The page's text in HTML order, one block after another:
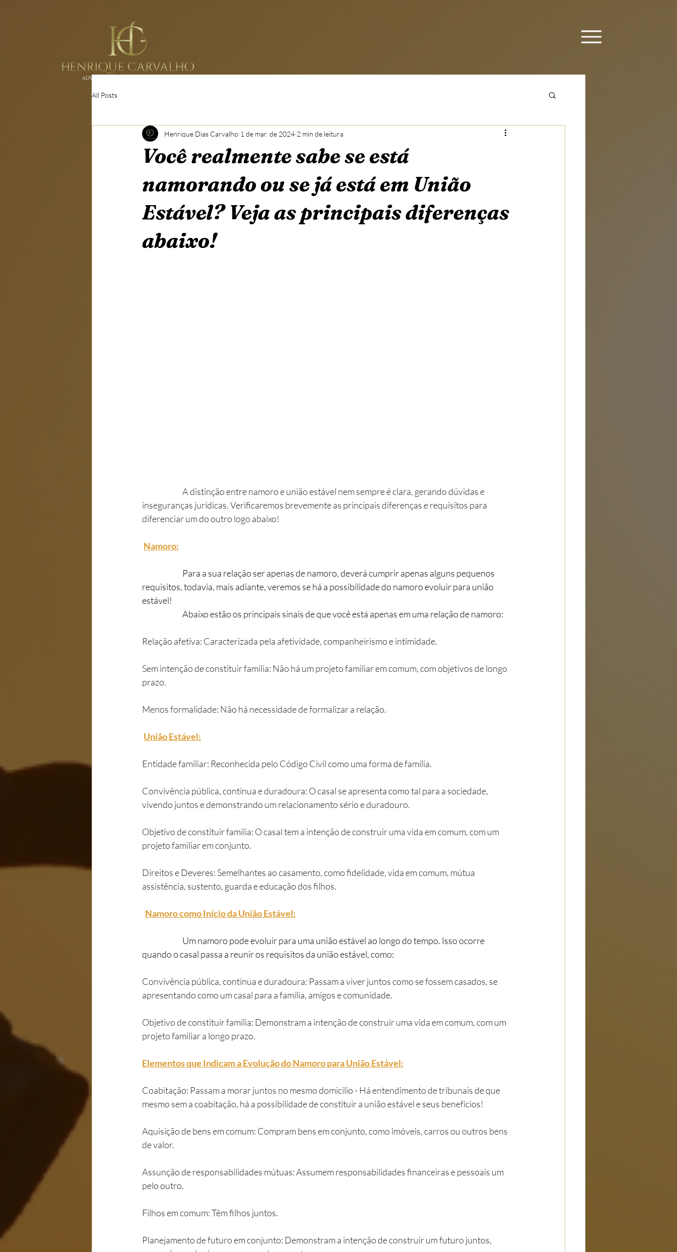
All Posts
Você realmente sabe se está
namorando ou se já está em União
Estável? Veja as principais diferenças
abaixo!
Henrique Dias Carvalho 1 de mar. de 2024 2 min de leitura
A distinção entre namoro e união estável nem sempre é clara, gerando dúvidas e
inseguranças jurídicas. Verificaremos brevemente as principais diferenças e requisitos para
diferenciar um do outro logo abaixo!
Namoro:
requisitos, todavia, mais adiante, veremos se há a possibilidade do namoro evoluir para união
estável!
	 	Abaixo estão os principais sinais de que você está apenas em uma relação de namoro:
Relação afetiva: Caracterizada pela afetividade, companheirismo e intimidade.
Sem intenção de constituir família: Não há um projeto familiar em comum, com objetivos de longo
prazo.
Menos formalidade: Não há necessidade de formalizar a relação.
União Estável:
Entidade familiar: Reconhecida pelo Código Civil como uma forma de família.
Convivência pública, contínua e duradoura: O casal se apresenta como tal para a sociedade,
vivendo juntos e demonstrando um relacionamento sério e duradouro.
Objetivo de constituir família: O casal tem a intenção de construir uma vida em comum, com um
projeto familiar em conjunto.
Direitos e Deveres: Semelhantes ao casamento, como fidelidade, vida em comum, mútua
assistência, sustento, guarda e educação dos filhos.
Namoro como Início da União Estável:
quando o casal passa a reunir os requisitos da união estável, como:
Convivência pública, contínua e duradoura: Passam a viver juntos como se fossem casados, se
apresentando como um casal para a família, amigos e comunidade.
Objetivo de constituir família: Demonstram a intenção de construir uma vida em comum, com um
projeto familiar a longo prazo.
Elementos que Indicam a Evolução do Namoro para União Estável:
Coabitação: Passam a morar juntos no mesmo domicílio - Há entendimento de tribunais de que
mesmo sem a coabitação, há a possibilidade de constituir a união estável e seus benefícios!
Aquisição de bens em comum: Compram bens em conjunto, como imóveis, carros ou outros bens
de valor.
Assunção de responsabilidades mútuas: Assumem responsabilidades financeiras e pessoais um
pelo outro.
Filhos em comum: Têm filhos juntos.
Planejamento de futuro em conjunto: Demonstram a intenção de construir um futuro juntos,